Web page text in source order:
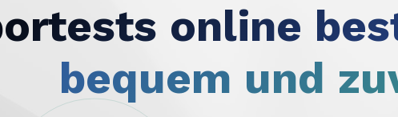
online
bequem und